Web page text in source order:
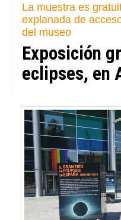
La muestra es
explanada de
del museo
Exposición
eclipses, en